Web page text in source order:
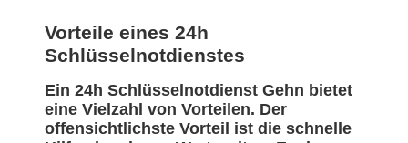
Vorteile eines 24h
Schlüsselnotdienstes
Ein 24h Schlüsselnotdienst Gehn bietet
eine Vielzahl von Vorteilen. Der
offensichtlichste Vorteil ist die schnelle